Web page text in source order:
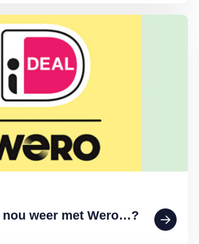
nou weer met Wero…?
we nou weer met Wero…?